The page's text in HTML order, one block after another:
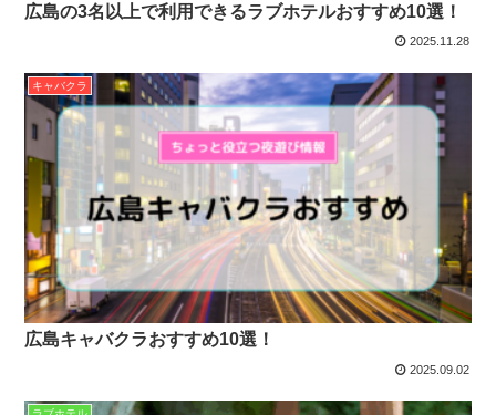
広島の3名以上で利用できるラブホテルおすすめ10選！
2025.11.28
キャバクラ
広島キャバクラおすすめ10選！
2025.09.02